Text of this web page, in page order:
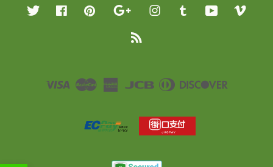
Twitter Facebook Pinterest Google InstagramTumblr YouTube
Visa Master
American
JCB
Diners